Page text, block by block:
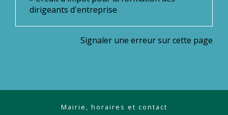
dirigeants d'entreprise
Signaler une erreur sur cette page
Mairie, horaires et contact